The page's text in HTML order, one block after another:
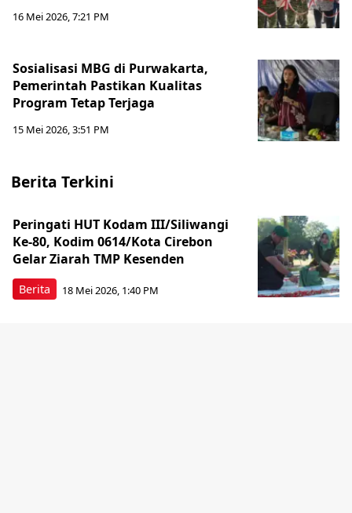
16 Mei 2026, 7:21 PM
Sosialisasi MBG di Purwakarta,
Pemerintah Pastikan Kualitas
Program Tetap Terjaga
15 Mei 2026, 3:51 PM
Berita Terkini
Berita
Peringati HUT Kodam III/Siliwangi
Ke-80, Kodim 0614/Kota Cirebon
Gelar Ziarah TMP Kesenden
18 Mei 2026, 1:40 PM